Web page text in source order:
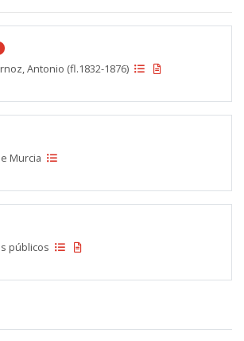
Antonio (fl.1832-1876)
Murcia
públicos